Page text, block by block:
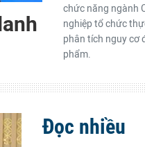
chức năng ngành
nghiệp tổ chức
phân tích nguy cơ
phẩm.
Đọc nhiều